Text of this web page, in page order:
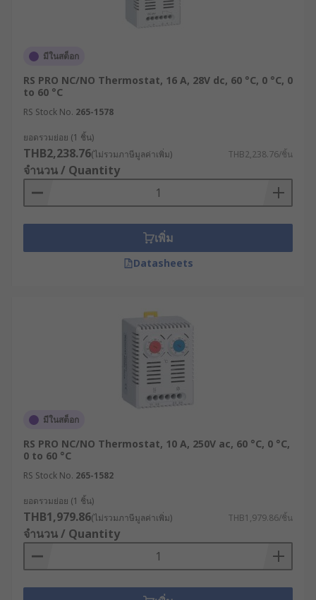
ประเภทของเทอร์โมสตัท
เทอร์โมสตัทแบบเครื่องกล (Mechanical
Thermostat) ใช้วัสดุที่ขยายตัวและหดตัวตาม
อุณหภูมิในการสั่งการเปิด-ปิดอุปกรณ์
ดิจิทัลเทอร์โมสตัท (Digital Thermostat) ใช้
เซ็นเซอร์ตรวจจับอุณหภูมิ และมีระบบควบคุม
แบบโปรแกรมได้
เทอร์โมสตัทแบบไร้สาย (Wireless Thermostat)
สามารถควบคุมและตั้งค่าจากระยะไกลผ่าน
อุปกรณ์เคลื่อนที่
เทอร์โมสตัทแบบอัจฉริยะ (Smart Thermostat)
เชื่อมต่อกับระบบอื่น ๆ เพื่อควบคุมและปรับ
อุตสาหกรรมที่ต้องใช้เทอร์โม
เทอร์โมสตัทเป็นอุปกรณ์ที่มีความสำคัญและจำเป็น
อย่างมากในหลากหลายอุตสาหกรรม เช่น
ระบบปรับอากาศและระบบทำความร้อนใน
อาคารสำนักงาน โรงงาน และอาคารทั่วไป
วัคซีน และเครื่องมือแพทย์
ระบบควบคุมอุณหภูมิในโรงงานผลิตอาหารและ
เครื่องดื่ม
ระบบควบคุมอุณหภูมิในคลังสินค้า และขนส่ง
สินค้าที่ต้องควบคุมอุณหภูมิ
ระบบควบคุมอุณหภูมิในห้องปฏิบัติการทาง
มีในสต็อก
RS PRO NC/NO Thermostat, 16 A, 28V dc, 60 °C, 0 °C, 0
to 60 °C
RS Stock No. 265-1578
ยอดรวมย่อย (1 ชิ้น)
THB2,238.76(ไม่รวมภาษีมูลค่าเพิ่ม) THB2,238.76/ชิ้น
จำนวน / Quantity
เพิ่ม
Datasheets
มีในสต็อก
RS PRO NC/NO Thermostat, 10 A, 250V ac, 60 °C, 0 °C,
0 to 60 °C
RS Stock No. 265-1582
ยอดรวมย่อย (1 ชิ้น)
THB1,979.86(ไม่รวมภาษีมูลค่าเพิ่ม) THB1,979.86/ชิ้น
จำนวน / Quantity